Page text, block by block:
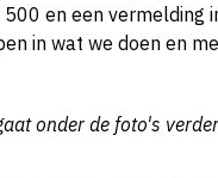
en een vermelding
in wat we doen en
onder de foto's